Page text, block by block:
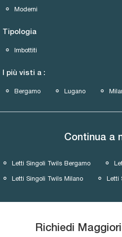
Moderni
Tipologia
Imbottiti
I più visti a :
Bergamo Lugano
Continua a
Letti Singoli Twils Bergamo
Letti Singoli Twils Milano Letti
Richiedi